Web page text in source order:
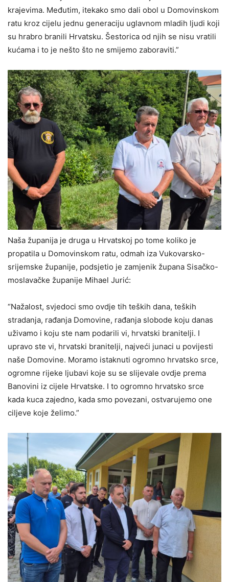
krajevima. Međutim, itekako smo dali obol u Domovinskom
ratu kroz cijelu jednu generaciju uglavnom mladih ljudi koji
su hrabro branili Hrvatsku. Šestorica od njih se nisu vratili
kućama i to je nešto što ne smijemo zaboraviti.”
Naša županija je druga u Hrvatskoj po tome koliko je
propatila u Domovinskom ratu, odmah iza Vukovarsko-
srijemske županije, podsjetio je zamjenik župana Sisačko-
moslavačke županije Mihael Jurić:
“Nažalost, svjedoci smo ovdje tih teških dana, teških
stradanja, rađanja Domovine, rađanja slobode koju danas
uživamo i koju ste nam podarili vi, hrvatski branitelji. I
upravo ste vi, hrvatski branitelji, najveći junaci u povijesti
naše Domovine. Moramo istaknuti ogromno hrvatsko srce,
ogromne rijeke ljubavi koje su se slijevale ovdje prema
Banovini iz cijele Hrvatske. I to ogromno hrvatsko srce
kada kuca zajedno, kada smo povezani, ostvarujemo one
ciljeve koje želimo.”